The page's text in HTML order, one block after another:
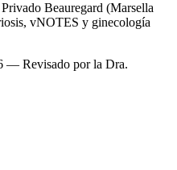
Beauregard (Marsella
vNOTES y ginecología
— Revisado por la Dra.